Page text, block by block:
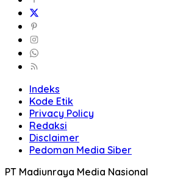
Indeks
Kode Etik
Privacy Policy
Redaksi
Disclaimer
Pedoman Media Siber
PT Madiunraya Media Nasional